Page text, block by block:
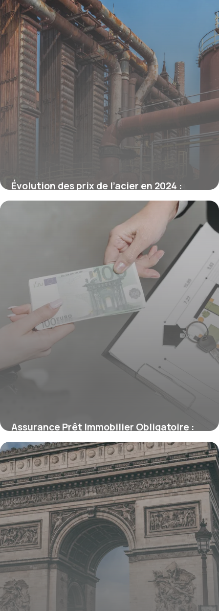
Évolution des prix de l’acier en 2024 :
tendances, causes et perspectives
Assurance Prêt Immobilier Obligatoire :
Ce Qu’il Faut Savoir
15 juin 2026